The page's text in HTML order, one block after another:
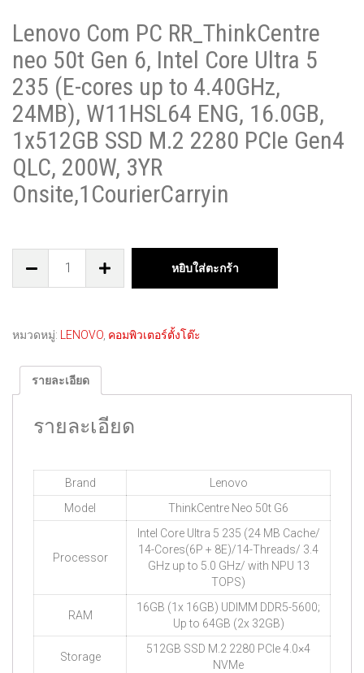
Lenovo Com PC RR_ThinkCentre
neo 50t Gen 6, Intel Core Ultra 5
235 (E-cores up to 4.40GHz,
24MB), W11HSL64 ENG, 16.0GB,
1x512GB SSD M.2 2280 PCIe Gen4
QLC, 200W, 3YR
Onsite,1CourierCarryin
หยิบใส่ตะกร้า
หมวดหมู่: LENOVO คอมพิวเตอร์ตั้งโต๊ะ
รายละเอียด
รายละเอียด
Brand
Lenovo
Model
ThinkCentre Neo 50t G6
Processor
Intel Core Ultra 5 235 (24 MB Cache/
14-Cores(6P + 8E)/14-Threads/ 3.4
GHz up to 5.0 GHz/ with NPU 13
TOPS)
RAM
16GB (1x 16GB) UDIMM DDR5-5600;
Up to 64GB (2x 32GB)
Storage
512GB SSD M.2 2280 PCIe 4.0×4
NVMe